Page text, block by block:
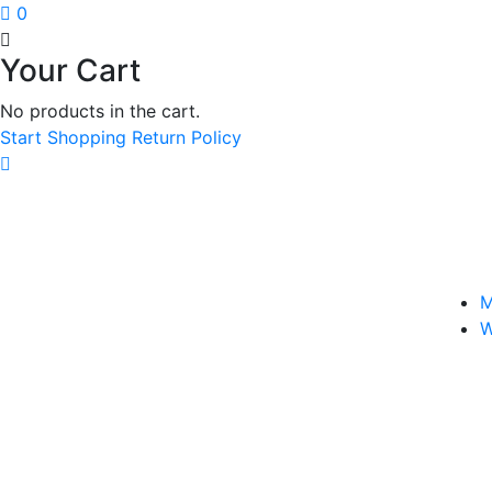
0
Your Cart
No products in the cart.
Start Shopping Return Policy